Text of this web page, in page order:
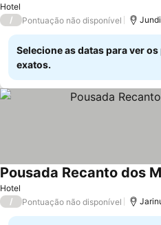
Hotel
/ Pontuação não disponível
Selecione as datas para ver
exatos.
Hotel
Pousada Recanto dos
/ Pontuação não disponível